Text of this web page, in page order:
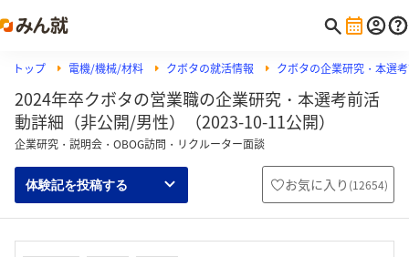
トップ 電機/機械/材料 クボタの就活情報 クボタの企業研究・本選
2024年卒クボタの営業職の企業研究・本選考前活
動詳細（非公開/男性）（2023-10-11公開）
企業研究・説明会・OBOG訪問・リクルーター面談
体験記を投稿する お気に入り (12654)